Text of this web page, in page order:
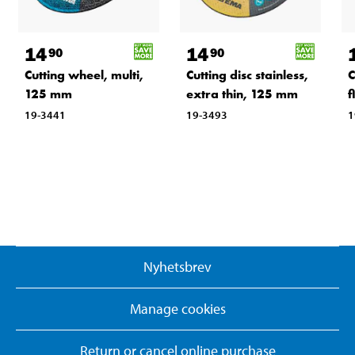
1490
Cutting wheel, multi,
125 mm
19-3441
1490
Cutting disc stainless,
extra thin, 125 mm
19-3493
Nyhetsbrev
Manage cookies
Return or cancel online purchase